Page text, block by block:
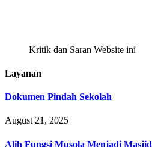
Kritik dan Saran Website ini
Layanan
Dokumen Pindah Sekolah
August 21, 2025
Alih Fungsi Musola Menjadi Masjid